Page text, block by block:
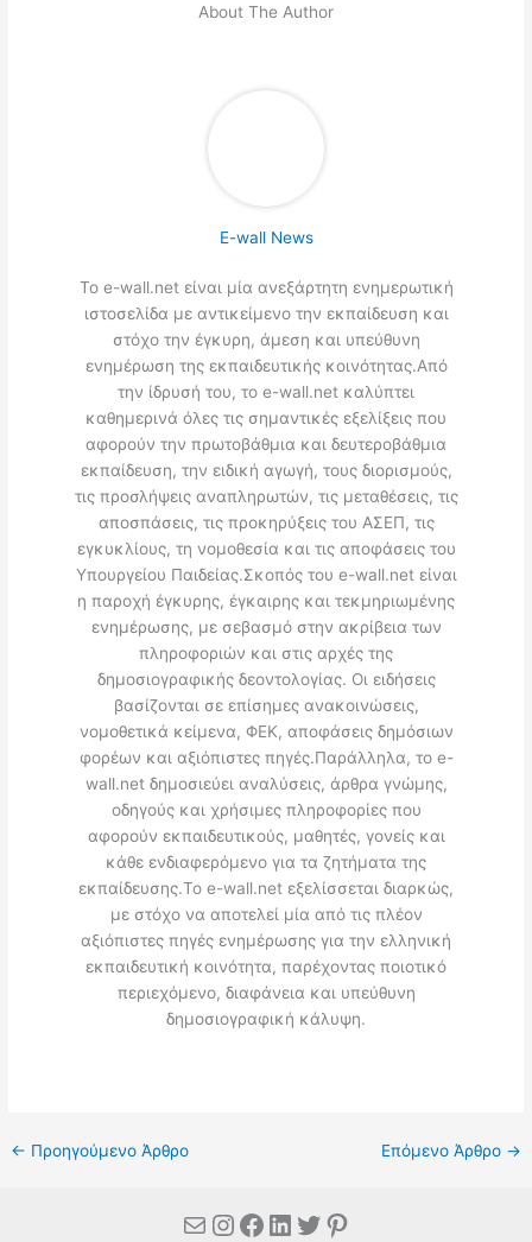
About The Author
E-wall News
Το e-wall.net είναι μία ανεξάρτητη ενημερωτική
ιστοσελίδα με αντικείμενο την εκπαίδευση και
στόχο την έγκυρη, άμεση και υπεύθυνη
ενημέρωση της εκπαιδευτικής κοινότητας.Από
την ίδρυσή του, το e-wall.net καλύπτει
καθημερινά όλες τις σημαντικές εξελίξεις που
αφορούν την πρωτοβάθμια και δευτεροβάθμια
εκπαίδευση, την ειδική αγωγή, τους διορισμούς,
τις προσλήψεις αναπληρωτών, τις μεταθέσεις, τις
αποσπάσεις, τις προκηρύξεις του ΑΣΕΠ, τις
εγκυκλίους, τη νομοθεσία και τις αποφάσεις του
Υπουργείου Παιδείας.Σκοπός του e-wall.net είναι
η παροχή έγκυρης, έγκαιρης και τεκμηριωμένης
ενημέρωσης, με σεβασμό στην ακρίβεια των
πληροφοριών και στις αρχές της
δημοσιογραφικής δεοντολογίας. Οι ειδήσεις
βασίζονται σε επίσημες ανακοινώσεις,
νομοθετικά κείμενα, ΦΕΚ, αποφάσεις δημόσιων
φορέων και αξιόπιστες πηγές.Παράλληλα, το e-
wall.net δημοσιεύει αναλύσεις, άρθρα γνώμης,
οδηγούς και χρήσιμες πληροφορίες που
αφορούν εκπαιδευτικούς, μαθητές, γονείς και
κάθε ενδιαφερόμενο για τα ζητήματα της
εκπαίδευσης.Το e-wall.net εξελίσσεται διαρκώς,
με στόχο να αποτελεί μία από τις πλέον
αξιόπιστες πηγές ενημέρωσης για την ελληνική
εκπαιδευτική κοινότητα, παρέχοντας ποιοτικό
περιεχόμενο, διαφάνεια και υπεύθυνη
δημοσιογραφική κάλυψη.
← Προηγούμενο Άρθρο Επόμενο Άρθρο →
MailInstagram
Facebook
Linkedin
Twitter
Pinterest